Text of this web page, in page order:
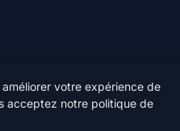
votre expérience de
acceptez notre politique de